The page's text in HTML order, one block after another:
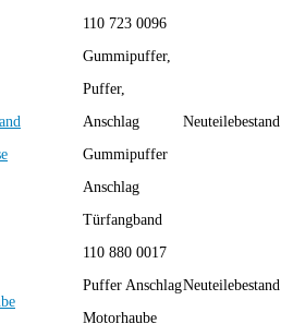
110 723 0096
Gummipuffer,
Puffer,
Anschlag
Gummipuffer
Anschlag
Türfangband
Neuteilebestand
110 880 0017
Puffer Anschlag
Motorhaube
Neuteilebestand